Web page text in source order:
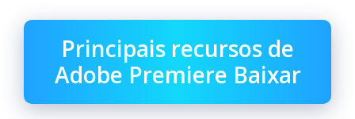
Principais recursos de
Adobe Premiere Baixar